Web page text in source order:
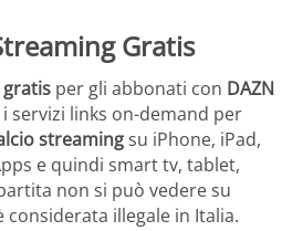
Gratis
per gli abbonati con DAZN
servizi links on-demand per
streamingsu iPhone, iPad,
e quindi smart tv, tablet,
non si può vedere su
considerata illegale in Italia.